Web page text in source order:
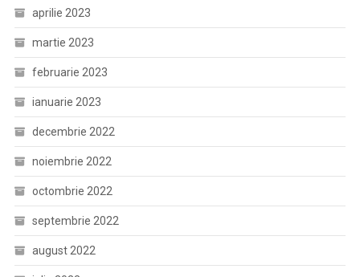
aprilie 2023
martie 2023
februarie 2023
ianuarie 2023
decembrie 2022
noiembrie 2022
octombrie 2022
septembrie 2022
august 2022